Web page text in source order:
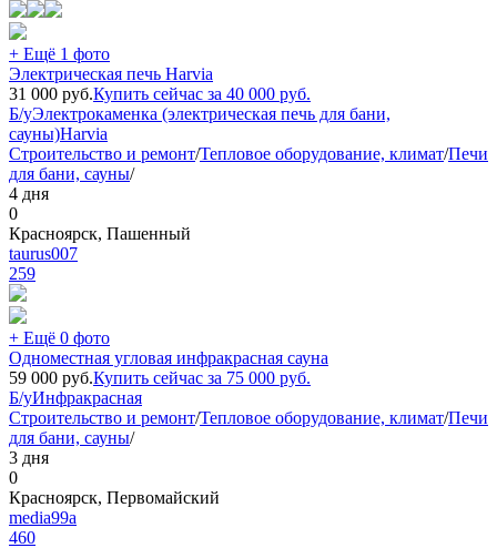
+ Ещё 1 фото
Электрическая печь Harvia
31 000 руб.Купить сейчас за 40 000 руб.
Б/уЭлектрокаменка (электрическая печь для бани,
сауны)Harvia
Строительство и ремонт/Тепловое оборудование, климат/Печи
для бани, сауны/
4 дня
0
Красноярск, Пашенный
taurus007
259
+ Ещё 0 фото
Одноместная угловая инфракрасная сауна
59 000 руб.Купить сейчас за 75 000 руб.
Б/уИнфракрасная
Строительство и ремонт/Тепловое оборудование, климат/Печи
для бани, сауны/
3 дня
0
Красноярск, Первомайский
media99a
460